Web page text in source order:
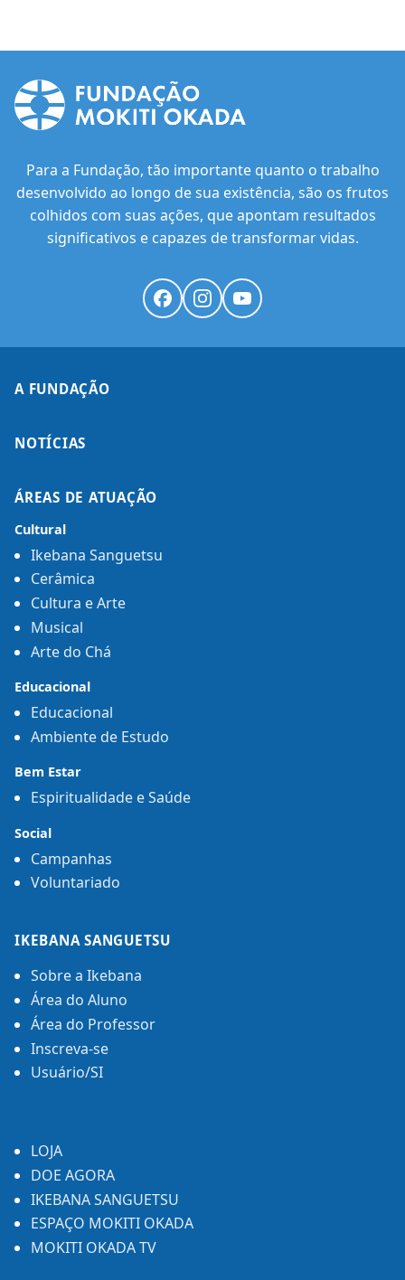
Para a Fundação, tão importante quanto o trabalho
desenvolvido ao longo de sua existência, são os frutos
colhidos com suas ações, que apontam resultados
significativos e capazes de transformar vidas.
A FUNDAÇÃO
NOTÍCIAS
ÁREAS DE ATUAÇÃO
Cultural
Ikebana Sanguetsu
Cerâmica
Cultura e Arte
Musical
Arte do Chá
Educacional
Educacional
Ambiente de Estudo
Bem Estar
Espiritualidade e Saúde
Social
Campanhas
Voluntariado
IKEBANA SANGUETSU
Sobre a Ikebana
Área do Aluno
Área do Professor
Inscreva-se
Usuário/SI
LOJA
DOE AGORA
IKEBANA SANGUETSU
ESPAÇO MOKITI OKADA
MOKITI OKADA TV